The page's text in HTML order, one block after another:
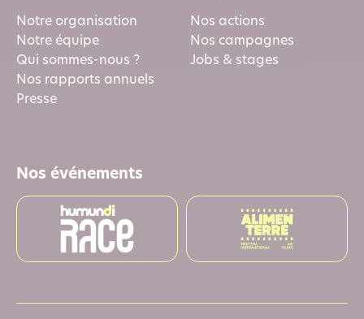
Notre organisation
Notre équipe
Qui sommes-nous ?
Nos rapports annuels
Presse
Nos actions
Nos campagnes
Jobs & stages
Nos événements